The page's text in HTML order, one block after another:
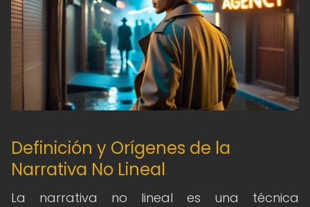
Definición y Orígenes de la
Narrativa No Lineal
La narrativa no lineal es una técnica